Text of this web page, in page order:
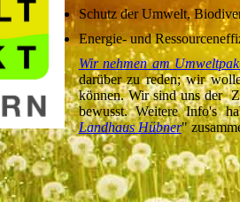
Schutz der Umwelt,
Energie- und
Wir nehmen am
darüber zu reden; wir
können. Wir sind uns der
bewusst. Weitere Info's
Landhaus Hübner"